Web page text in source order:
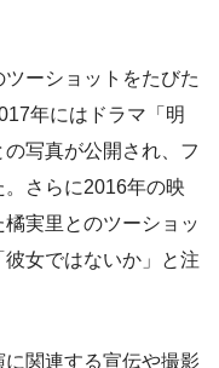
ーショットをたびた
年にはドラマ「明
写真が公開され、フ
さらに2016年の映
実里とのツーショッ
彼女ではないか」と注
関連する宣伝や撮影